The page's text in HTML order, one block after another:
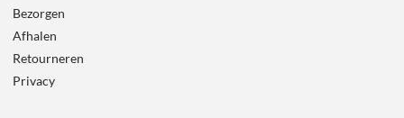
Bezorgen
Afhalen
Retourneren
Privacy